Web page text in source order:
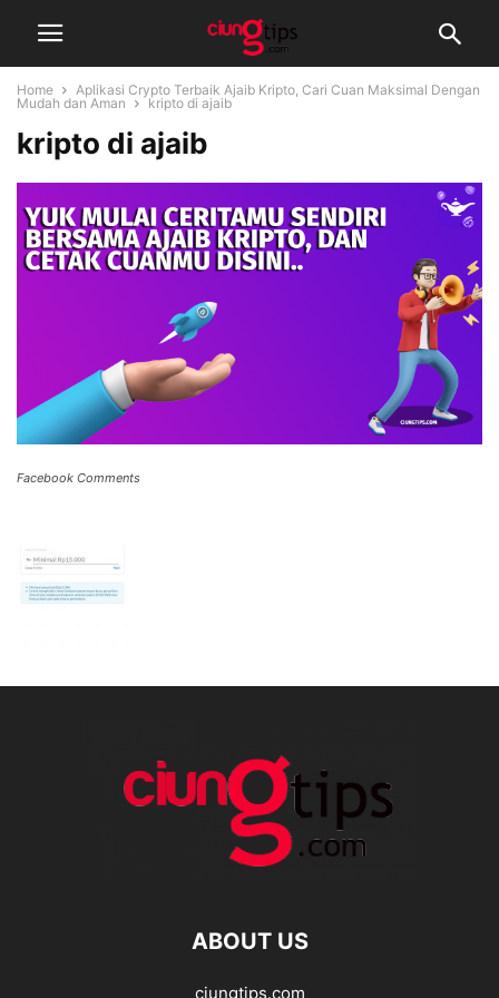
Home
Aplikasi Crypto Terbaik Ajaib Kripto, Cari Cuan Maksimal Dengan
Mudah dan Aman
kripto di ajaib
kripto di ajaib
Facebook Comments
ABOUT US
ciungtips.com